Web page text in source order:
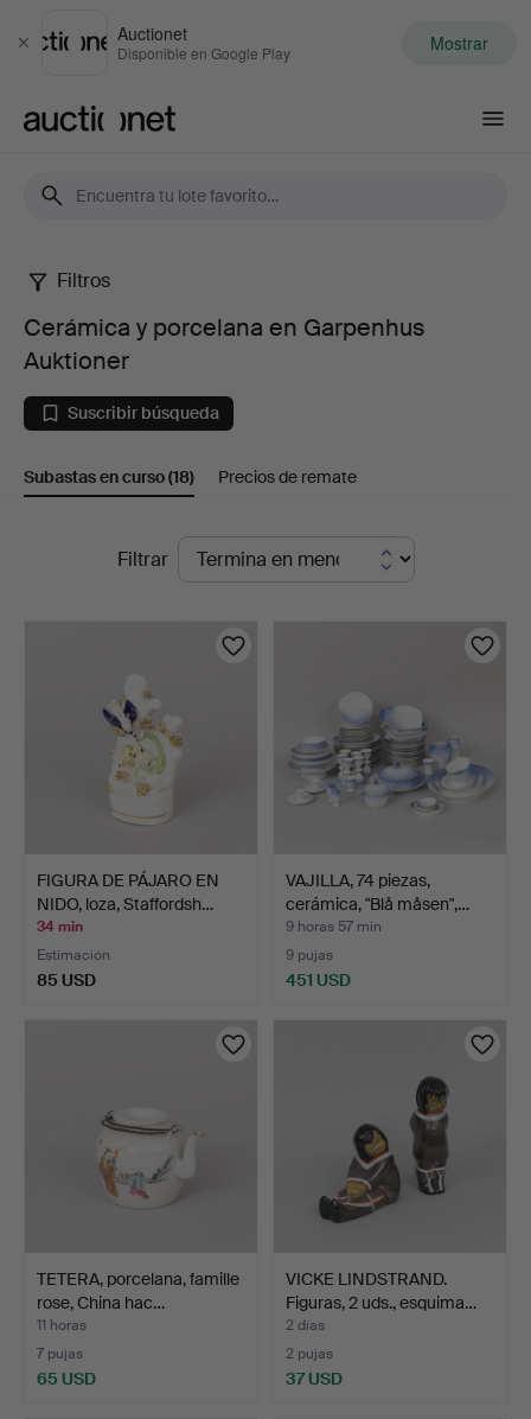
Cerrar
Auctionet
Disponible en Google Play Mostrar
Cerámica
porcelana
en
Auktioner
Filtros
Cerámica y porcelana en Garpenhus
Auktioner
Suscribir búsqueda
Subastas en curso(18) Precios de remate
SubastasFiltrar
FIGURA DE PÁJARO EN
NIDO, loza, Staffordsh…
34 min
Estimación
85 USD
VAJILLA, 74 piezas,
cerámica, "Blå måsen",…
9 horas 57 min
9 pujas
451 USD
TETERA, porcelana, famille
rose, China hac…
11 horas
7 pujas
65 USD
VICKE LINDSTRAND.
Figuras, 2 uds., esquima…
2 días
2 pujas
37 USD